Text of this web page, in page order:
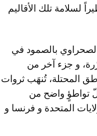
لسلامة تلك الأقاليم
بالصمود في
و جزء آخر من
المحتلة، تُنهَب ثروات
تواطؤٍ واضح من
المتحدة و فرنسا و